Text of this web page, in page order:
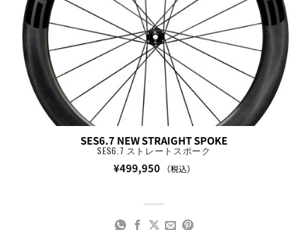
SES6.7 NEW STRAIGHT SPOKE
SES6.7 ストレートスポーク
¥499,950 （税込）